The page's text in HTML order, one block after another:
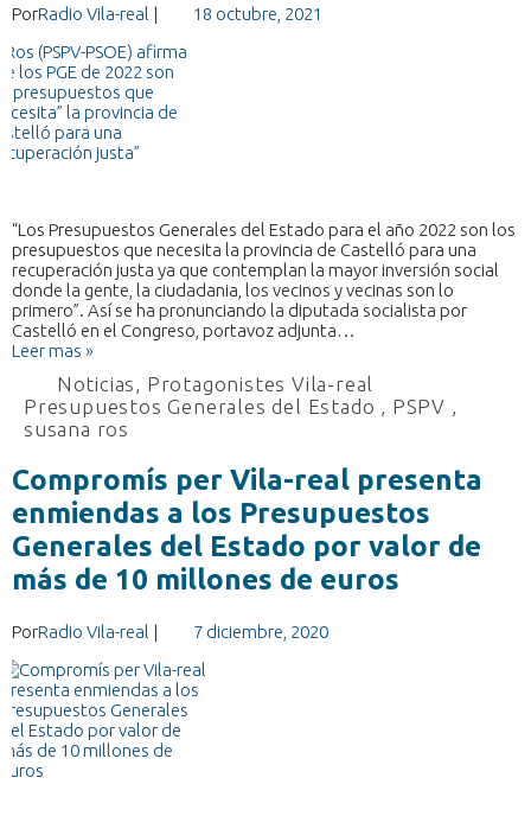
PorRadio Vila-real | 18 octubre, 2021
“Los Presupuestos Generales del Estado para el año 2022 son los
presupuestos que necesita la provincia de Castelló para una
recuperación justa ya que contemplan la mayor inversión social
donde la gente, la ciudadania, los vecinos y vecinas son lo
primero”. Así se ha pronunciando la diputada socialista por
Castelló en el Congreso, portavoz adjunta…
Leer mas »
Noticias, Protagonistes Vila-real
Presupuestos Generales del Estado , PSPV ,
susana ros
Compromís per Vila-real presenta
enmiendas a los Presupuestos
Generales del Estado por valor de
más de 10 millones de euros
PorRadio Vila-real | 7 diciembre, 2020